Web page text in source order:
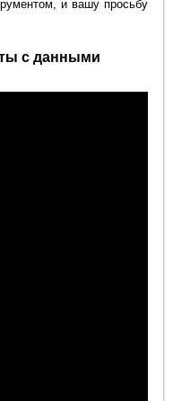
и вашу просьбу
с данными